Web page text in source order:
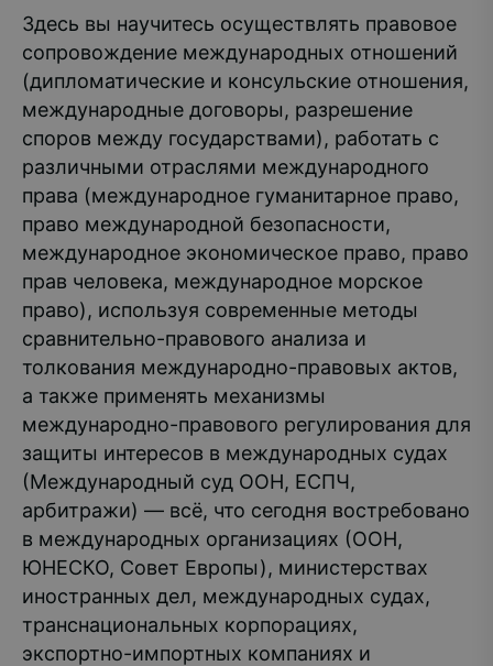
Здесь вы научитесь осуществлять правовое
сопровождение международных отношений
(дипломатические и консульские отношения,
международные договоры, разрешение
споров между государствами), работать с
различными отраслями международного
права (международное гуманитарное право,
право международной безопасности,
международное экономическое право, право
прав человека, международное морское
право), используя современные методы
сравнительно-правового анализа и
толкования международно-правовых актов,
а также применять механизмы
международно-правового регулирования для
защиты интересов в международных судах
(Международный суд ООН, ЕСПЧ,
арбитражи) — всё, что сегодня востребовано
в международных организациях (ООН,
ЮНЕСКО, Совет Европы), министерствах
иностранных дел, международных судах,
транснациональных корпорациях,
экспортно-импортных компаниях и